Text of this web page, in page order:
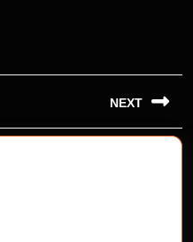
NEXT